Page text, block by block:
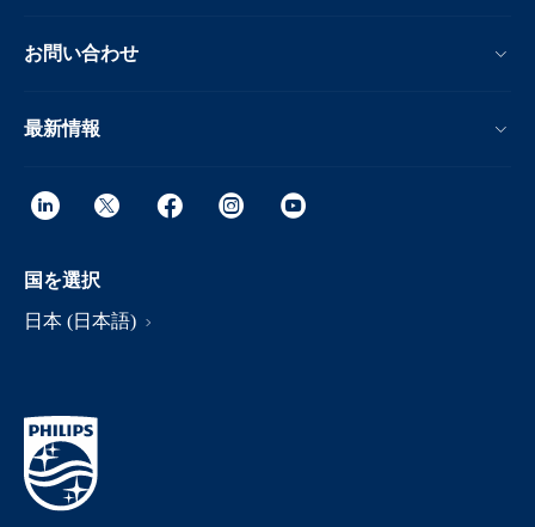
お問い合わせ
最新情報
国を選択
日本 (日本語)